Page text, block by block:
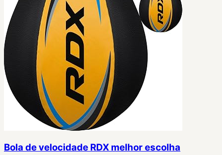
Bola de velocidade RDX melhor escolha